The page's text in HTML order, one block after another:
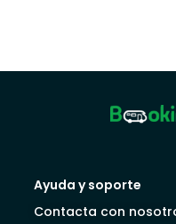
Ayuda y soporte
Contacta con